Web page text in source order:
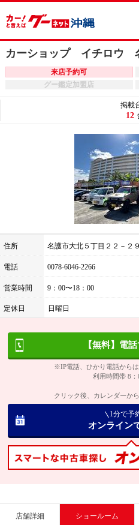
カーショップ イチロウ
来店予約可
グー鑑定加盟店
住所 名護市大北５丁目２２－２９
電話 0078-6046-2266
営業時間 9：00〜18：00
定休日 日曜日
掲載
12
【無料】電
※IP電話、ひかり電話からは
利用時間帯 8
クリック後、カレンダーか
1分で予
オンライン
店舗詳細 ショールーム